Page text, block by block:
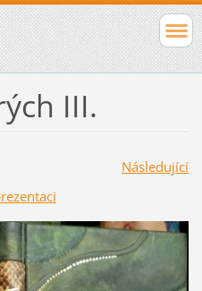
III.
Následující